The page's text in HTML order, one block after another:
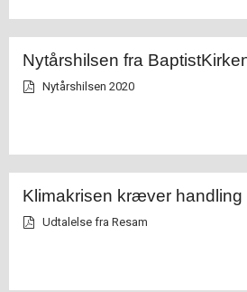
Nytårshilsen fra
Nytårshilsen 2020
Klimakrisen kræver handling
Udtalelse fra Resam